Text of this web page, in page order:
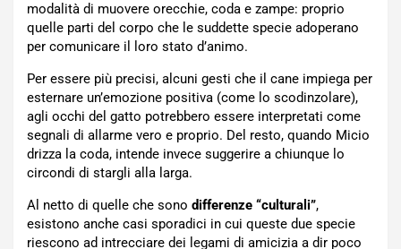
modalità di muovere orecchie, coda e zampe: proprio
quelle parti del corpo che le suddette specie adoperano
per comunicare il loro stato d’animo.
Per essere più precisi, alcuni gesti che il cane impiega per
esternare un’emozione positiva (come lo scodinzolare),
agli occhi del gatto potrebbero essere interpretati come
segnali di allarme vero e proprio. Del resto, quando Micio
drizza la coda, intende invece suggerire a chiunque lo
circondi di stargli alla larga.
Al netto di quelle che sono differenze “culturali”,
esistono anche casi sporadici in cui queste due specie
riescono ad intrecciare dei legami di amicizia a dir poco